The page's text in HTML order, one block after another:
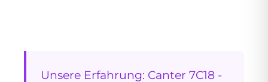
Unsere Erfahrung: Canter 7C18 -